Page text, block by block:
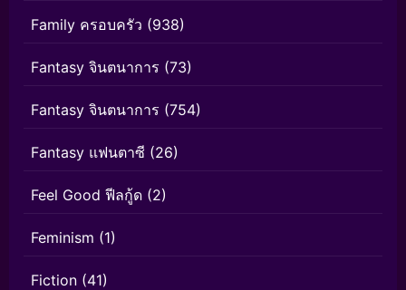
Family ครอบครัว (938)
Fantasy จินตนาการ (73)
Fantasy จินตนาการ (754)
Fantasy แฟนตาซี (26)
Feel Good ฟีลกู้ด (2)
Feminism (1)
Fiction (41)